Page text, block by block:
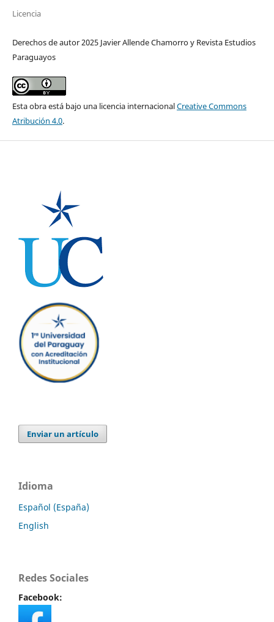
Licencia
Derechos de autor 2025 Javier Allende Chamorro y Revista Estudios
Paraguayos
Esta obra está bajo una licencia internacionalCreative Commons
Atribución 4.0.
Enviar un artículo
Idioma
Español (España)
English
Redes Sociales
Facebook: